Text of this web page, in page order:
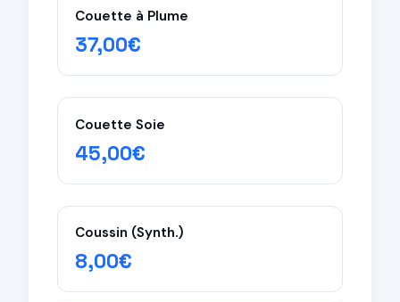
Couette à Plume
37,00€
Couette Soie
45,00€
Coussin (Synth.)
8,00€